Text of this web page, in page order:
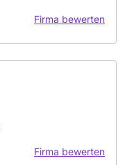
Firma bewerten
Firma bewerten